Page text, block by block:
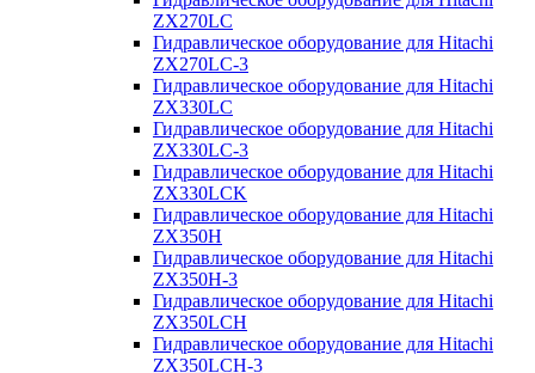
ZX270LC
Гидравлическое оборудование для Hitachi
ZX270LC-3
Гидравлическое оборудование для Hitachi
ZX330LC
Гидравлическое оборудование для Hitachi
ZX330LC-3
Гидравлическое оборудование для Hitachi
ZX330LCK
Гидравлическое оборудование для Hitachi
ZX350H
Гидравлическое оборудование для Hitachi
ZX350H-3
Гидравлическое оборудование для Hitachi
ZX350LCH
Гидравлическое оборудование для Hitachi
ZX350LCH-3